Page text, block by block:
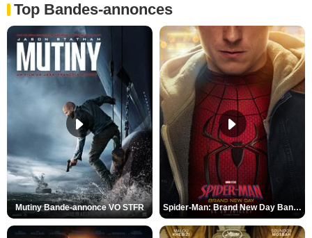
Top Bandes-annonces
Mutiny Bande-annonce VO STFR Spider-Man: Brand New Day Bande-annonce VO STFR